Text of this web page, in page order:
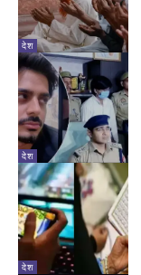
देश
देश
देश